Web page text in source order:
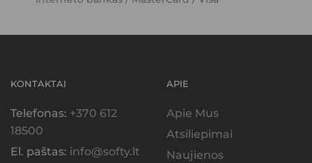
KONTAKTAI
Telefonas: +370 612
18500
El. paštas: info@softy.lt
APIE
Apie Mus
Atsiliepimai
Naujienos